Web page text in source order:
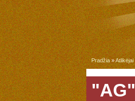
Pradžia»Atlikėjai